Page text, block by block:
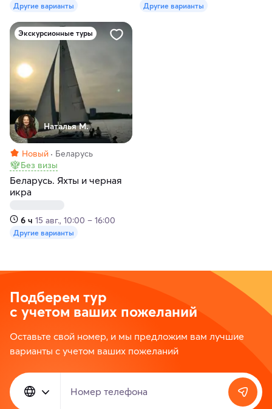
Другие варианты Другие варианты
Экскурсионные туры
Наталья М.
Новый
Беларусь
Без визы
Беларусь. Яхты и черная
икра
6 ч 15 авг., 10:00 – 16:00
Другие варианты
Подберем тур
с учетом ваших пожеланий
Оставьте свой номер, и мы предложим вам лучшие
варианты с учетом ваших пожеланий
Номер телефона